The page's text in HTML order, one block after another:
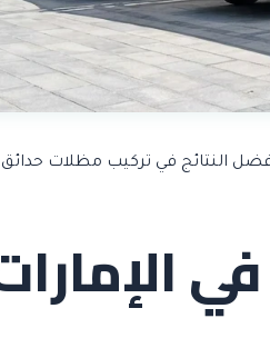
النتائج في تركيب مظلات